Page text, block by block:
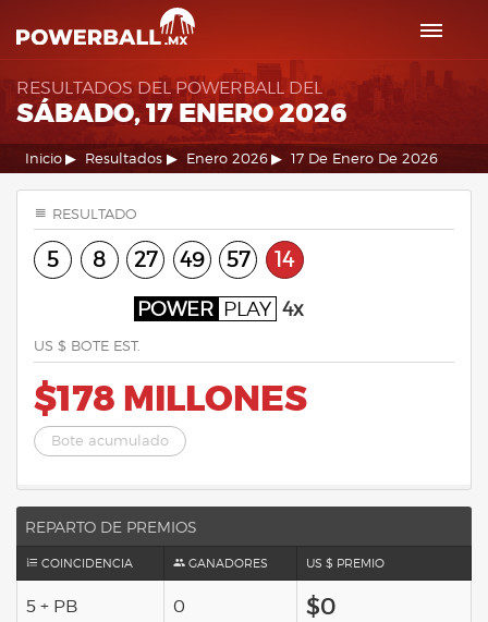
RESULTADOS DEL POWERBALL DEL
SÁBADO, 17 ENERO 2026
Inicio Resultados Enero 2026 17 De Enero De 2026
RESULTADO
5 8 27 49 57 14
POWER PLAY 4x
US $ BOTE EST.
$178 MILLONES
Bote acumulado
REPARTO DE PREMIOS
COINCIDENCIA GANADORES US $ PREMIO
5 + PB 0 $0